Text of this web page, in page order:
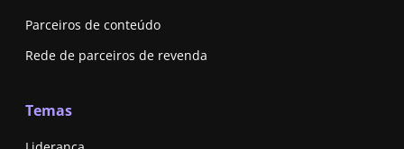
Parceiros de conteúdo
Rede de parceiros de revenda
Temas